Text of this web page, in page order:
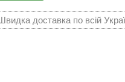
доставка по всій